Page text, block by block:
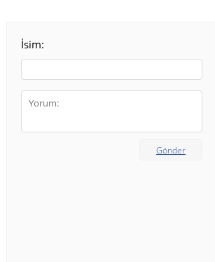
İsim:
Gönder